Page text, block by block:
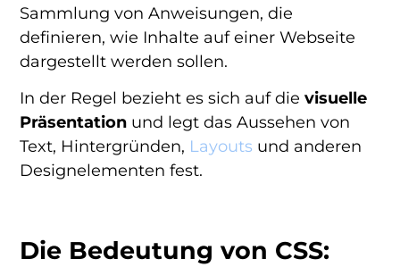
Sammlung von Anweisungen, die
definieren, wie Inhalte auf einer Webseite
dargestellt werden sollen.
In der Regel bezieht es sich auf dievisuelle
Präsentation und legt das Aussehen von
Text, Hintergründen, Layouts und anderen
Designelementen fest.
Die Bedeutung von CSS: